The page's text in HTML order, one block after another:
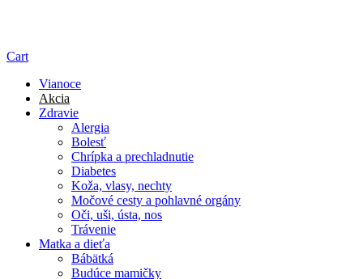
Cart
Vianoce
Akcia
Zdravie
Alergia
Bolesť
Chrípka a prechladnutie
Diabetes
Koža, vlasy, nechty
Močové cesty a pohlavné orgány
Oči, uši, ústa, nos
Trávenie
Matka a dieťa
Bábätká
Budúce mamičky